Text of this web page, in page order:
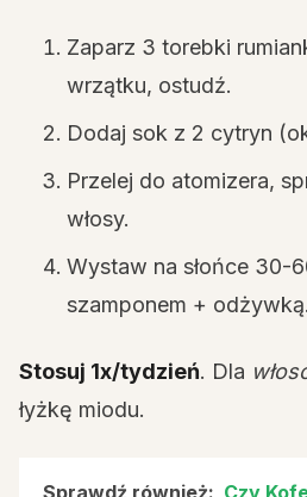
Zaparz 3 torebki
wrzątku, ostudź.
Dodaj sok z 2 cytryn
Przelej do atomizera,
włosy.
Wystaw na słońce 30-
szamponem + odżywką.
Stosuj 1x/tydzień. Dla
łyżkę miodu.
Sprawdź również: Czy